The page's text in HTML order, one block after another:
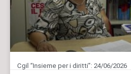
Cgil “Insieme per i diritti”: 24/06/2026